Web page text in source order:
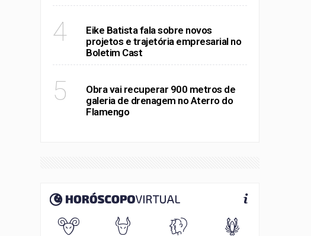
4
Eike Batista fala sobre novos
projetos e trajetória empresarial no
Boletim Cast
5
Obra vai recuperar 900 metros de
galeria de drenagem no Aterro do
Flamengo